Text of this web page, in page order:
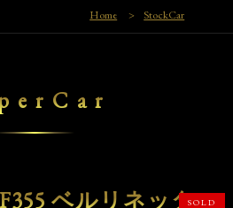
Home > StockCar
ベルリネッタSOLD